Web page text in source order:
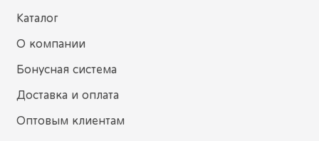
Каталог
О компании
Бонусная система
Доставка и оплата
Оптовым клиентам